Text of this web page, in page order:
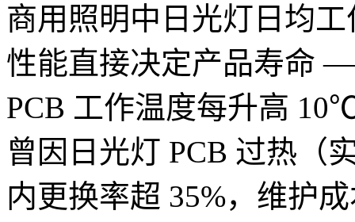
商用照明中日光灯日均
性能直接决定产品寿命
PCB 工作温度每升高
曾因日光灯 PCB 过热（
内更换率超 35%，维护